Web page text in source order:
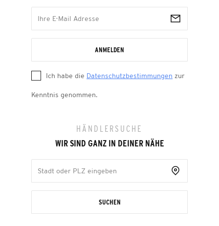
ANMELDEN
Ich habe die Datenschutzbestimmungen zur
Kenntnis genommen.
HÄNDLERSUCHE
WIR SIND GANZ IN DEINER NÄHE
SUCHEN